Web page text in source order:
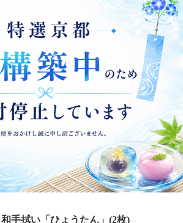
手拭い「ひょうたん」(2枚)